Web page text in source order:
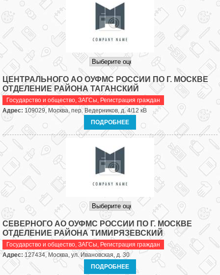
ЦЕНТРАЛЬНОГО АО ОУФМС РОССИИ ПО Г. МОСКВЕ
ОТДЕЛЕНИЕ РАЙОНА ТАГАНСКИЙ
Государство и общество, ЗАГСы, Регистрация граждан
Адрес: 109029, Москва, пер. Ведерников, д. 4/12 кВ
ПОДРОБНЕЕ
СЕВЕРНОГО АО ОУФМС РОССИИ ПО Г. МОСКВЕ
ОТДЕЛЕНИЕ РАЙОНА ТИМИРЯЗЕВСКИЙ
Государство и общество, ЗАГСы, Регистрация граждан
Адрес:127434, Москва, ул. Ивановская, д. 30
ПОДРОБНЕЕ